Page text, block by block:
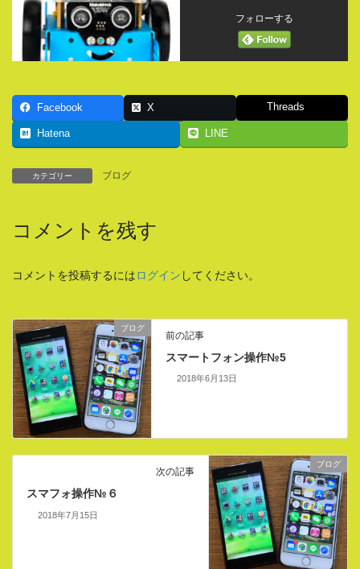
フォローする
Facebook X Threads
Hatena LINE
カテゴリー ブログ
コメントを残す
コメントを投稿するにはログイン してください。
ブログ
前の記事
スマートフォン操作№5
2018年6月13日
ブログ
次の記事
スマフォ操作№６
2018年7月15日